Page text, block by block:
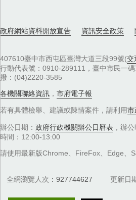
政府網站資料開放宣告 資訊安全政策
407610臺中市西屯區臺灣大道三段99號(交
行動代表號：0910-289111，臺中市民一
撥：(04)2220-3585
各機關聯絡資訊 ， 市府電子報
若有具體檢舉、建議或陳情案件，請利用市
辦公日期： 政府行政機關辦公日曆表 ，辦
時間：12:00-13:00
請使用最新版Chrome、FireFox、Edge、
全網瀏覽人次 927744627 更新日